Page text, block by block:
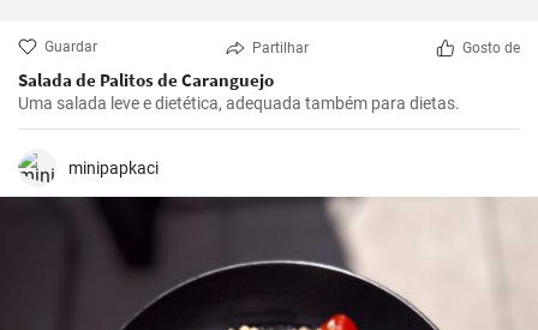
Guardar Partilhar Gosto de
Salada de Palitos de Caranguejo
Uma salada leve e dietética, adequada também para dietas.
minipapkaci